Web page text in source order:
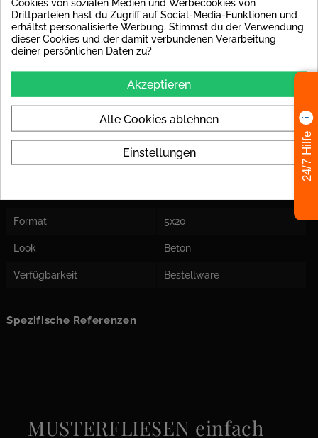
Stärke 9 mm
Rutschsicherheit
R9 : z.B. Bodenfliesen in
Innbereichen, in
Bereichen (Büros, Hausflur)
Einsatzort
Für Boden und Wand
geeignet
Herstellermaß
Fliesenmaße sind Nennmaße
von dem Istmaß abweichen!
Format 5x20
Look Beton
Verfügbarkeit Bestellware
Spezifische Referenzen
MUSTERFLIESEN einfach
Cookies von sozialen Medien und Werbecookies von
Drittparteien hast du Zugriff auf Social-Media-Funktionen und
erhältst personalisierte Werbung. Stimmst du der Verwendung
dieser Cookies und der damit verbundenen Verarbeitung
deiner persönlichen Daten zu?
Akzeptieren
Alle Cookies ablehnen
Einstellungen 24/7 Hilfe